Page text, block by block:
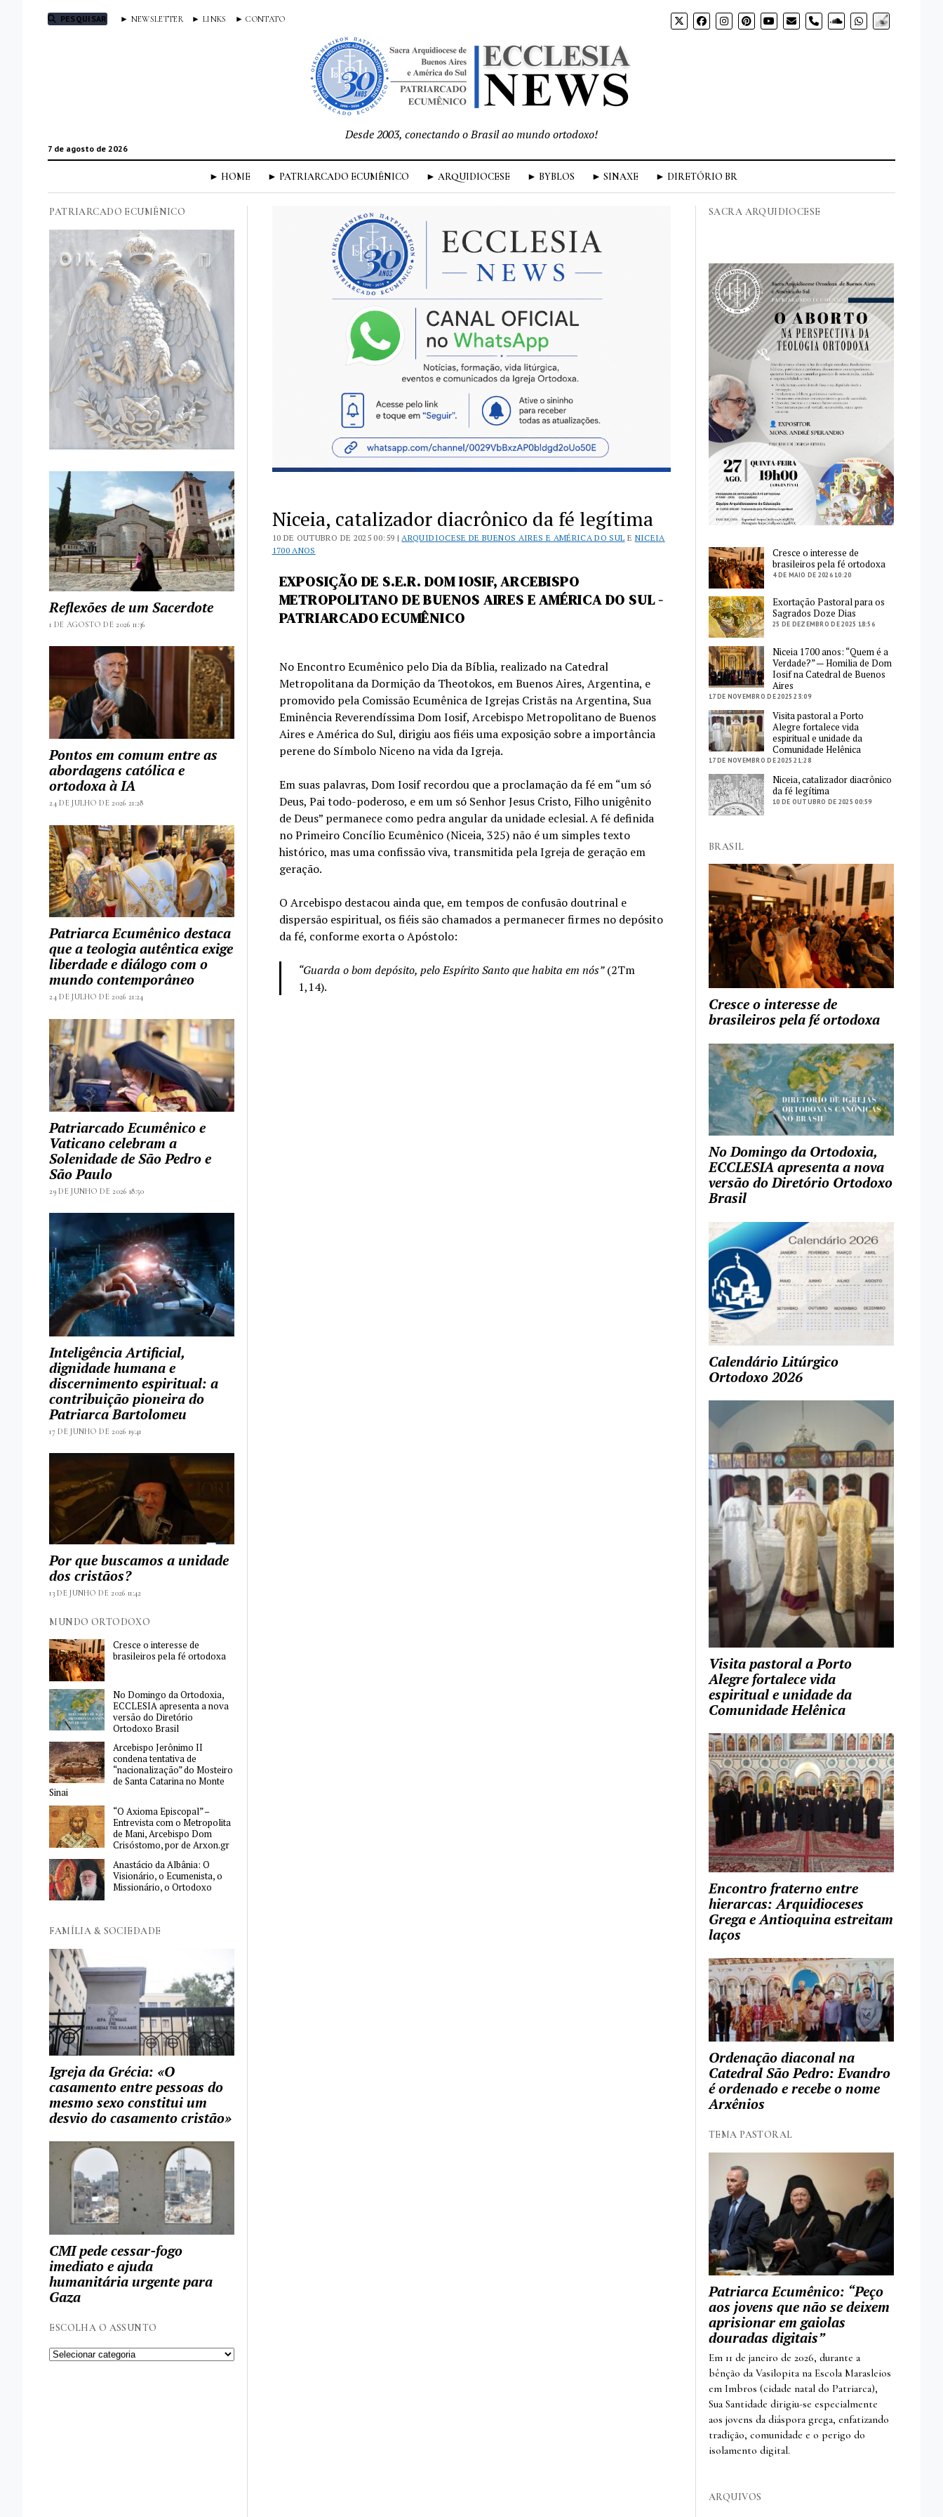
PESQUISAR ► NEWSLETTER ► LINKS ► CONTATO
7 de agosto de 2026
Desde 2003, conectando o Brasil ao mundo ortodoxo!
► HOME ► PATRIARCADO ECUMÊNICO ► ARQUIDIOCESE ► BYBLOS ► SINAXE ► DIRETÓRIO BR
PATRIARCADO ECUMÊNICO
Reflexões de um Sacerdote
1 DE AGOSTO DE 2026 11:36
Pontos em comum entre as
abordagens católica e
ortodoxa à IA
24 DE JULHO DE 2026 21:28
Patriarca Ecumênico destaca
que a teologia autêntica exige
liberdade e diálogo com o
mundo contemporâneo
24 DE JULHO DE 2026 21:24
Patriarcado Ecumênico e
Vaticano celebram a
Solenidade de São Pedro e
São Paulo
29 DE JUNHO DE 2026 18:50
Inteligência Artificial,
dignidade humana e
discernimento espiritual: a
contribuição pioneira do
Patriarca Bartolomeu
17 DE JUNHO DE 2026 19:41
Por que buscamos a unidade
dos cristãos?
13 DE JUNHO DE 2026 11:42
MUNDO ORTODOXO
Cresce o interesse de
brasileiros pela fé ortodoxa
No Domingo da Ortodoxia,
ECCLESIA apresenta a nova
versão do Diretório
Ortodoxo Brasil
Arcebispo Jerônimo II
condena tentativa de
“nacionalização” do Mosteiro
de Santa Catarina no Monte
Sinai
“O Axioma Episcopal” –
Entrevista com o Metropolita
de Mani, Arcebispo Dom
Crisóstomo, por de Arxon.gr
Anastácio da Albânia: O
Visionário, o Ecumenista, o
Missionário, o Ortodoxo
FAMÍLIA & SOCIEDADE
Igreja da Grécia: «O
casamento entre pessoas do
mesmo sexo constitui um
desvio do casamento cristão»
CMI pede cessar-fogo
imediato e ajuda
humanitária urgente para
Gaza
ESCOLHA O ASSUNTO
Niceia, catalizador diacrônico da fé legítima
10 DE OUTUBRO DE 2025 00:59 |ARQUIDIOCESE DE BUENOS AIRES E AMÉRICA DO SUL E NICEIA
1700 ANOS
EXPOSIÇÃO DE S.E.R. DOM IOSIF, ARCEBISPO
METROPOLITANO DE BUENOS AIRES E AMÉRICA DO SUL -
PATRIARCADO ECUMÊNICO
No Encontro Ecumênico pelo Dia da Bíblia, realizado na Catedral
Metropolitana da Dormição da Theotokos, em Buenos Aires, Argentina, e
promovido pela Comissão Ecumênica de Igrejas Cristãs na Argentina, Sua
Eminência Reverendíssima Dom Iosif, Arcebispo Metropolitano de Buenos
Aires e América do Sul, dirigiu aos fiéis uma exposição sobre a importância
perene do Símbolo Niceno na vida da Igreja.
Em suas palavras, Dom Iosif recordou que a proclamação da fé em “um só
Deus, Pai todo-poderoso, e em um só Senhor Jesus Cristo, Filho unigênito
de Deus” permanece como pedra angular da unidade eclesial. A fé definida
no Primeiro Concílio Ecumênico (Niceia, 325) não é um simples texto
histórico, mas uma confissão viva, transmitida pela Igreja de geração em
geração.
O Arcebispo destacou ainda que, em tempos de confusão doutrinal e
dispersão espiritual, os fiéis são chamados a permanecer firmes no depósito
da fé, conforme exorta o Apóstolo:
“Guarda o bom depósito, pelo Espírito Santo que habita em nós”(2Tm
1,14).
SACRA ARQUIDIOCESE
Cresce o interesse de
brasileiros pela fé ortodoxa
4 DE MAIO DE 2026 10:20
Exortação Pastoral para os
Sagrados Doze Dias
25 DE DEZEMBRO DE 2025 18:56
Niceia 1700 anos: “Quem é a
Verdade?” — Homilia de Dom
Iosif na Catedral de Buenos
Aires
17 DE NOVEMBRO DE 2025 23:09
Visita pastoral a Porto
Alegre fortalece vida
espiritual e unidade da
Comunidade Helênica
17 DE NOVEMBRO DE 2025 21:28
Niceia, catalizador diacrônico
da fé legítima
10 DE OUTUBRO DE 2025 00:59
BRASIL
Cresce o interesse de
brasileiros pela fé ortodoxa
No Domingo da Ortodoxia,
ECCLESIA apresenta a nova
versão do Diretório Ortodoxo
Brasil
Calendário Litúrgico
Ortodoxo 2026
Visita pastoral a Porto
Alegre fortalece vida
espiritual e unidade da
Comunidade Helênica
Encontro fraterno entre
hierarcas: Arquidioceses
Grega e Antioquina estreitam
laços
Ordenação diaconal na
Catedral São Pedro: Evandro
é ordenado e recebe o nome
Arxênios
TEMA PASTORAL
Patriarca Ecumênico: “Peço
aos jovens que não se deixem
aprisionar em gaiolas
douradas digitais”
Em 11 de janeiro de 2026, durante a
bênção da Vasilopita na Escola Marasleios
em Imbros (cidade natal do Patriarca),
Sua Santidade dirigiu-se especialmente
aos jovens da diáspora grega, enfatizando
tradição, comunidade e o perigo do
isolamento digital.
ARQUIVOS